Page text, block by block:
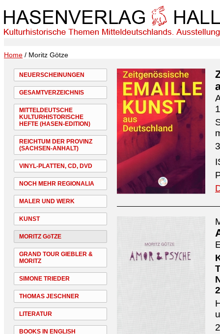
Home / Moritz Götze
NEUERSCHEINUNGEN
GESAMTVERZEICHNIS
MITTELDEUTSCHE
KULTURHISTORISCHE
HEFTE (HASEN-EDITION)
REICHTUM DER PROVINZ
(SACHSEN-ANHALT)
VINYL-PLATTEN, CD, DVD
NOCH MEHR REGIONALIA
MALER UND WERK
KUNST
MORITZ GöTZE
GRAND TOUR GIEBLER &
MORITZ
SIMONE TRIEDER
THOMAS JESCHNER
LITERATUR
BOOKS IN ENGLISH